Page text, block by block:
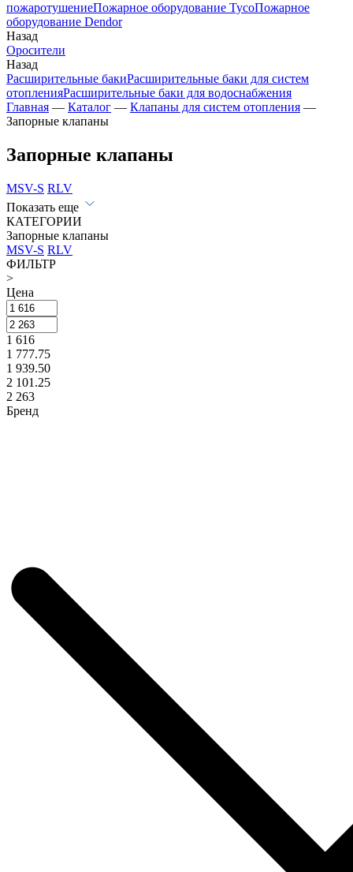
пожаротушениеПожарное оборудование TycoПожарное
оборудование Dendor
Назад
Оросители
Назад
Расширительные бакиРасширительные баки для систем
отопленияРасширительные баки для водоснабжения
Главная — Каталог — Клапаны для систем отопления —
Запорные клапаны
Запорные клапаны
MSV-S RLV
Показать еще
КАТЕГОРИИ
Запорные клапаны
MSV-S RLV
ФИЛЬТР
>
Цена
1 616
1 777.75
1 939.50
2 101.25
2 263
Бренд